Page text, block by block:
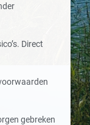
Direct
gebreken